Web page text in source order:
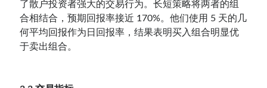
了散户投资者强大的交易行为。长短策略将两者的组
合相结合，预期回报率接近 170%。他们使用 5 天的几
何平均回报作为日回报率，结果表明买入组合明显优
于卖出组合。